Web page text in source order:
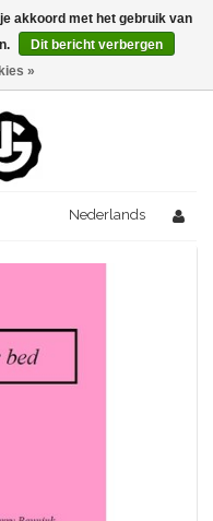
Nederlands
akkoord met het gebruik van
Dit bericht verbergen
»